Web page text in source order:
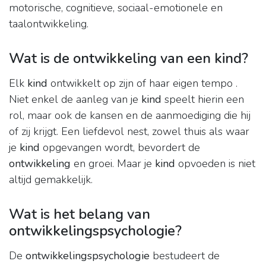
motorische, cognitieve, sociaal-emotionele en
taalontwikkeling.
Wat is de ontwikkeling van een kind?
Elk kind ontwikkelt op zijn of haar eigen tempo .
Niet enkel de aanleg van je kind speelt hierin een
rol, maar ook de kansen en de aanmoediging die hij
of zij krijgt. Een liefdevol nest, zowel thuis als waar
je kind opgevangen wordt, bevordert de
ontwikkeling en groei. Maar je kind opvoeden is niet
altijd gemakkelijk.
Wat is het belang van
ontwikkelingspsychologie?
De ontwikkelingspsychologie bestudeert de